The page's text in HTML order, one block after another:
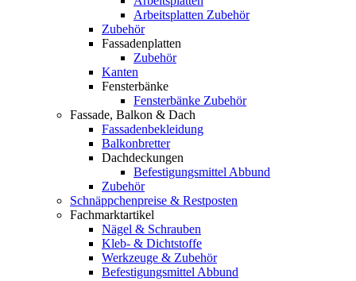
Arbeitsplatten Zubehör
Zubehör
Fassadenplatten
Zubehör
Kanten
Fensterbänke
Fensterbänke Zubehör
Fassade, Balkon & Dach
Fassadenbekleidung
Balkonbretter
Dachdeckungen
Befestigungsmittel Abbund
Zubehör
Schnäppchenpreise & Restposten
Fachmarktartikel
Nägel & Schrauben
Kleb- & Dichtstoffe
Werkzeuge & Zubehör
Befestigungsmittel Abbund